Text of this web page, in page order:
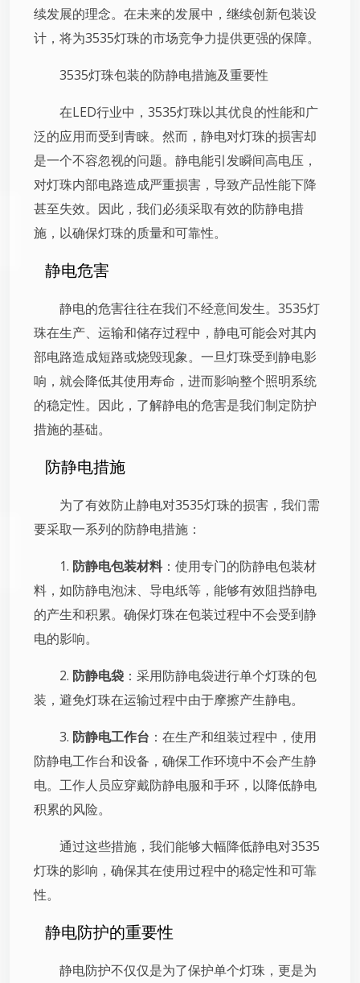
续发展的理念。在未来的发展中，继续创新包装设
计，将为3535灯珠的市场竞争力提供更强的保障。
3535灯珠包装的防静电措施及重要性
在LED行业中，3535灯珠以其优良的性能和广
泛的应用而受到青睐。然而，静电对灯珠的损害却
是一个不容忽视的问题。静电能引发瞬间高电压，
对灯珠内部电路造成严重损害，导致产品性能下降
甚至失效。因此，我们必须采取有效的防静电措
施，以确保灯珠的质量和可靠性。
静电危害
静电的危害往往在我们不经意间发生。3535灯
珠在生产、运输和储存过程中，静电可能会对其内
部电路造成短路或烧毁现象。一旦灯珠受到静电影
响，就会降低其使用寿命，进而影响整个照明系统
的稳定性。因此，了解静电的危害是我们制定防护
措施的基础。
防静电措施
为了有效防止静电对3535灯珠的损害，我们需
要采取一系列的防静电措施：
1. 防静电包装材料：使用专门的防静电包装材
料，如防静电泡沫、导电纸等，能够有效阻挡静电
的产生和积累。确保灯珠在包装过程中不会受到静
电的影响。
2. 防静电袋 ：采用防静电袋进行单个灯珠的包
装，避免灯珠在运输过程中由于摩擦产生静电。
3. 防静电工作台 ：在生产和组装过程中，使用
防静电工作台和设备，确保工作环境中不会产生静
电。工作人员应穿戴防静电服和手环，以降低静电
积累的风险。
通过这些措施，我们能够大幅降低静电对3535
灯珠的影响，确保其在使用过程中的稳定性和可靠
性。
静电防护的重要性
静电防护不仅仅是为了保护单个灯珠，更是为